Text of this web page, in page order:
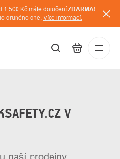
1.500 Kč máte doručení ZDARMA!
druhého dne. Více informací.
V
naší prodejny.